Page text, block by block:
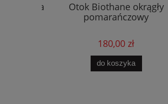
Otok Biothane okrągły
pomarańczowy
180,00 zł
do koszyka